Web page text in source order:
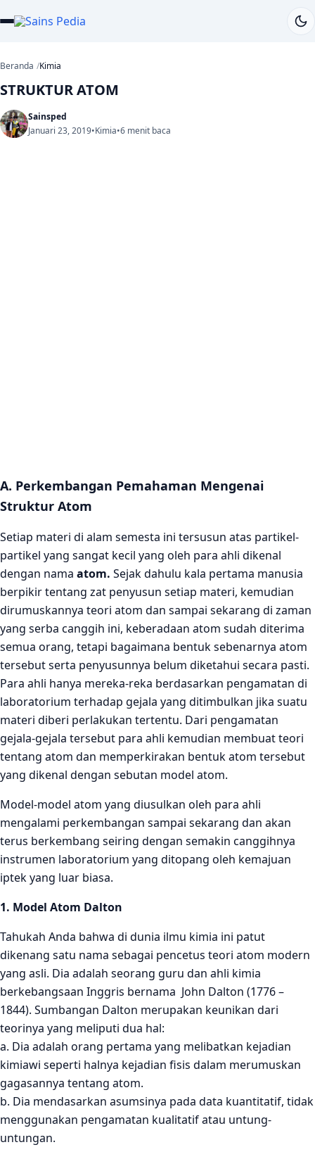
Beranda Kimia
STRUKTUR ATOM
Sainsped
Januari 23, 2019•Kimia•6 menit baca
A. Perkembangan Pemahaman Mengenai
Struktur Atom
Setiap materi di alam semesta ini tersusun atas partikel-
partikel yang sangat kecil yang oleh para ahli dikenal
dengan nama atom. Sejak dahulu kala pertama manusia
berpikir tentang zat penyusun setiap materi, kemudian
dirumuskannya teori atom dan sampai sekarang di zaman
yang serba canggih ini, keberadaan atom sudah diterima
semua orang, tetapi bagaimana bentuk sebenarnya atom
tersebut serta penyusunnya belum diketahui secara pasti.
Para ahli hanya mereka-reka berdasarkan pengamatan di
laboratorium terhadap gejala yang ditimbulkan jika suatu
materi diberi perlakukan tertentu. Dari pengamatan
gejala-gejala tersebut para ahli kemudian membuat teori
tentang atom dan memperkirakan bentuk atom tersebut
yang dikenal dengan sebutan model atom.
Model-model atom yang diusulkan oleh para ahli
mengalami perkembangan sampai sekarang dan akan
terus berkembang seiring dengan semakin canggihnya
instrumen laboratorium yang ditopang oleh kemajuan
iptek yang luar biasa.
1. Model Atom Dalton
Tahukah Anda bahwa di dunia ilmu kimia ini patut
dikenang satu nama sebagai pencetus teori atom modern
yang asli. Dia adalah seorang guru dan ahli kimia
berkebangsaan Inggris bernama John Dalton (1776 –
1844). Sumbangan Dalton merupakan keunikan dari
teorinya yang meliputi dua hal:
a. Dia adalah orang pertama yang melibatkan kejadian
kimiawi seperti halnya kejadian fisis dalam merumuskan
gagasannya tentang atom.
b. Dia mendasarkan asumsinya pada data kuantitatif, tidak
menggunakan pengamatan kualitatif atau untung-
untungan.